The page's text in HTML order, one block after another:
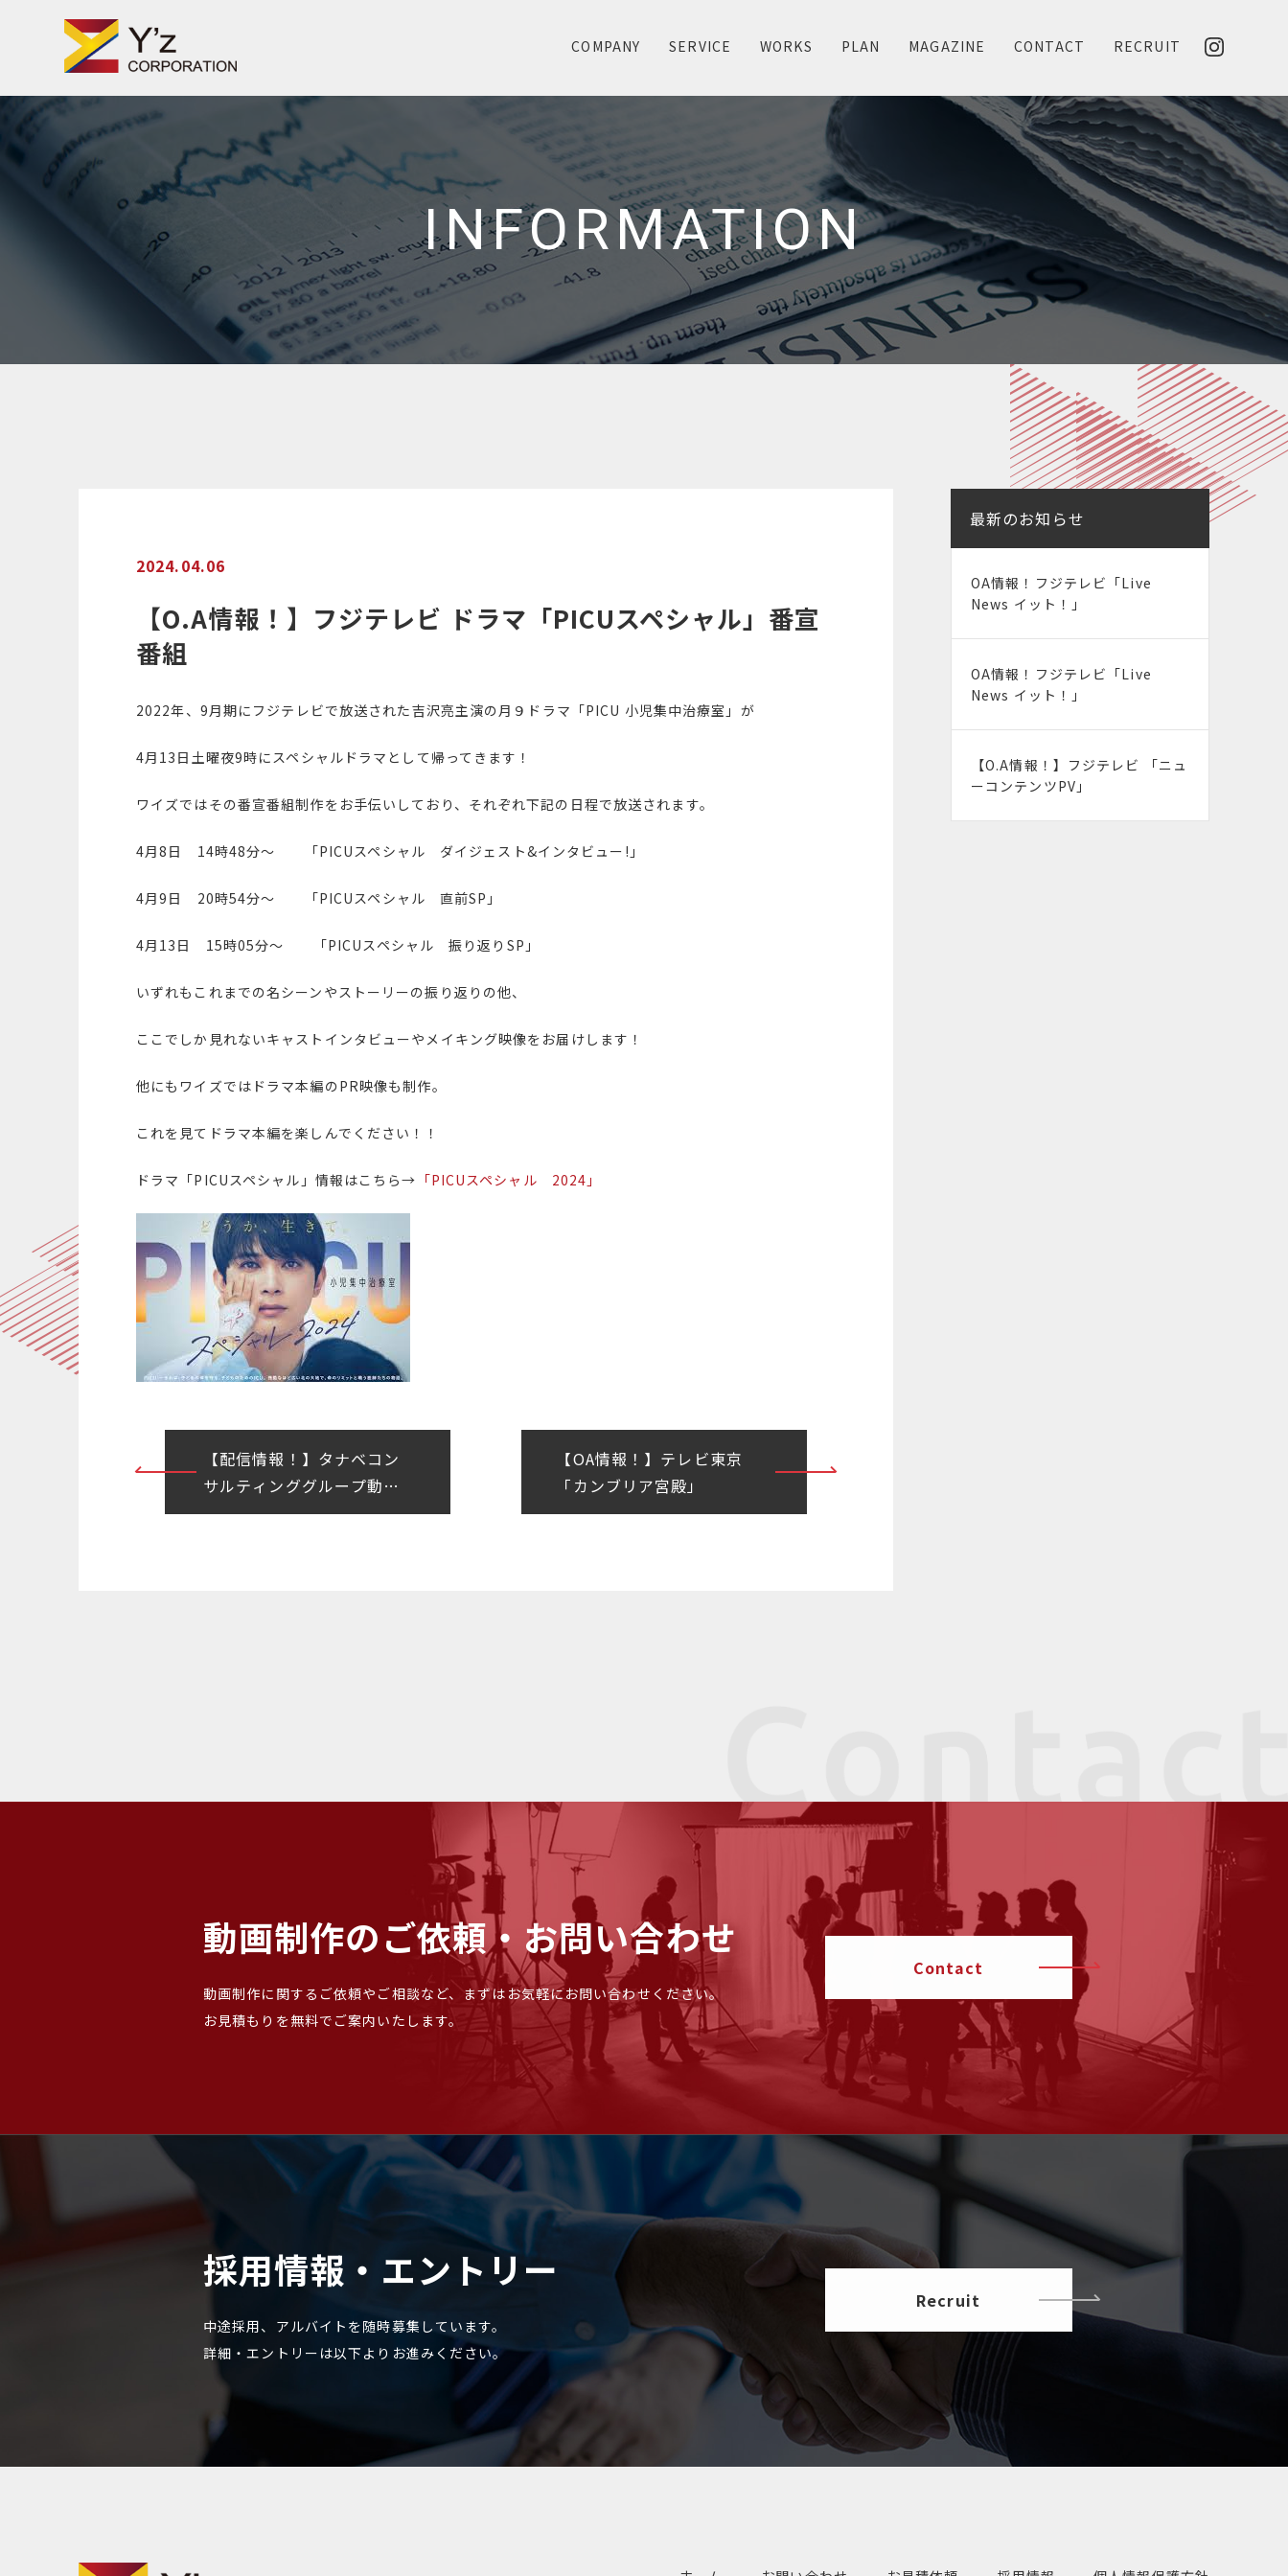
Skip
content
TV番組・企業PR動画・Web動画制作の株式会社ワイズ
COMPANY SERVICE WORKS PLAN MAGAZINE CONTACT RECRUIT
INFORMATION
2024.04.06
【O.A情報！】フジテレビ ドラマ「PICUスペシャル」番宣
番組
2022年、9月期にフジテレビで放送された吉沢亮主演の月９ドラマ「PICU 小児集中治療室」が
4月13日土曜夜9時にスペシャルドラマとして帰ってきます！
ワイズではその番宣番組制作をお手伝いしており、それぞれ下記の日程で放送されます。
4月8日 14時48分〜 「PICUスペシャル ダイジェスト&インタビュー!」
4月9日 20時54分〜 「PICUスペシャル 直前SP」
4月13日 15時05分〜 「PICUスペシャル 振り返りSP」
いずれもこれまでの名シーンやストーリーの振り返りの他、
ここでしか見れないキャストインタビューやメイキング映像をお届けします！
他にもワイズではドラマ本編のPR映像も制作。
これを見てドラマ本編を楽しんでください！！
ドラマ「PICUスペシャル」情報はこちら→ 「PICUスペシャル 2024」
【配信情報！】タナベコン
サルティンググループ動画
「パーパス＆バリュー策定
【OA情報！】テレビ東京
「カンブリア宮殿」
最新のお知らせ
OA情報！フジテレビ「Live
News イット！」
OA情報！フジテレビ「Live
News イット！」
【O.A情報！】フジテレビ 「ニュ
ーコンテンツPV」
動画制作のご依頼・お問い合わせ
動画制作に関するご依頼やご相談など、まずはお気軽にお問い合わせください。
お見積もりを無料でご案内いたします。
Contact
採用情報・エントリー
中途採用、アルバイトを随時募集しています。
詳細・エントリーは以下よりお進みください。
Recruit